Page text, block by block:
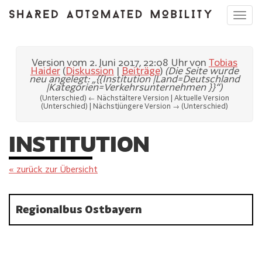
Version vom 2. Juni 2017, 22:08 Uhr von Tobias
Haider (Diskussion | Beiträge) (Die Seite wurde
neu angelegt: „{{Institution |Land=Deutschland
|Kategorien=Verkehrsunternehmen }}“)
(Unterschied) ← Nächstältere Version | Aktuelle Version
(Unterschied) | Nächstjüngere Version → (Unterschied)
INSTITUTION
« zurück zur Übersicht
Regionalbus Ostbayern